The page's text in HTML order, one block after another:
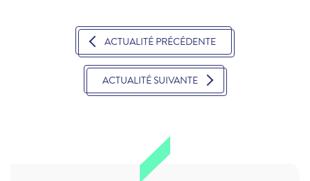
ACTUALITÉ PRÉCÉDENTE
ACTUALITÉ SUIVANTE